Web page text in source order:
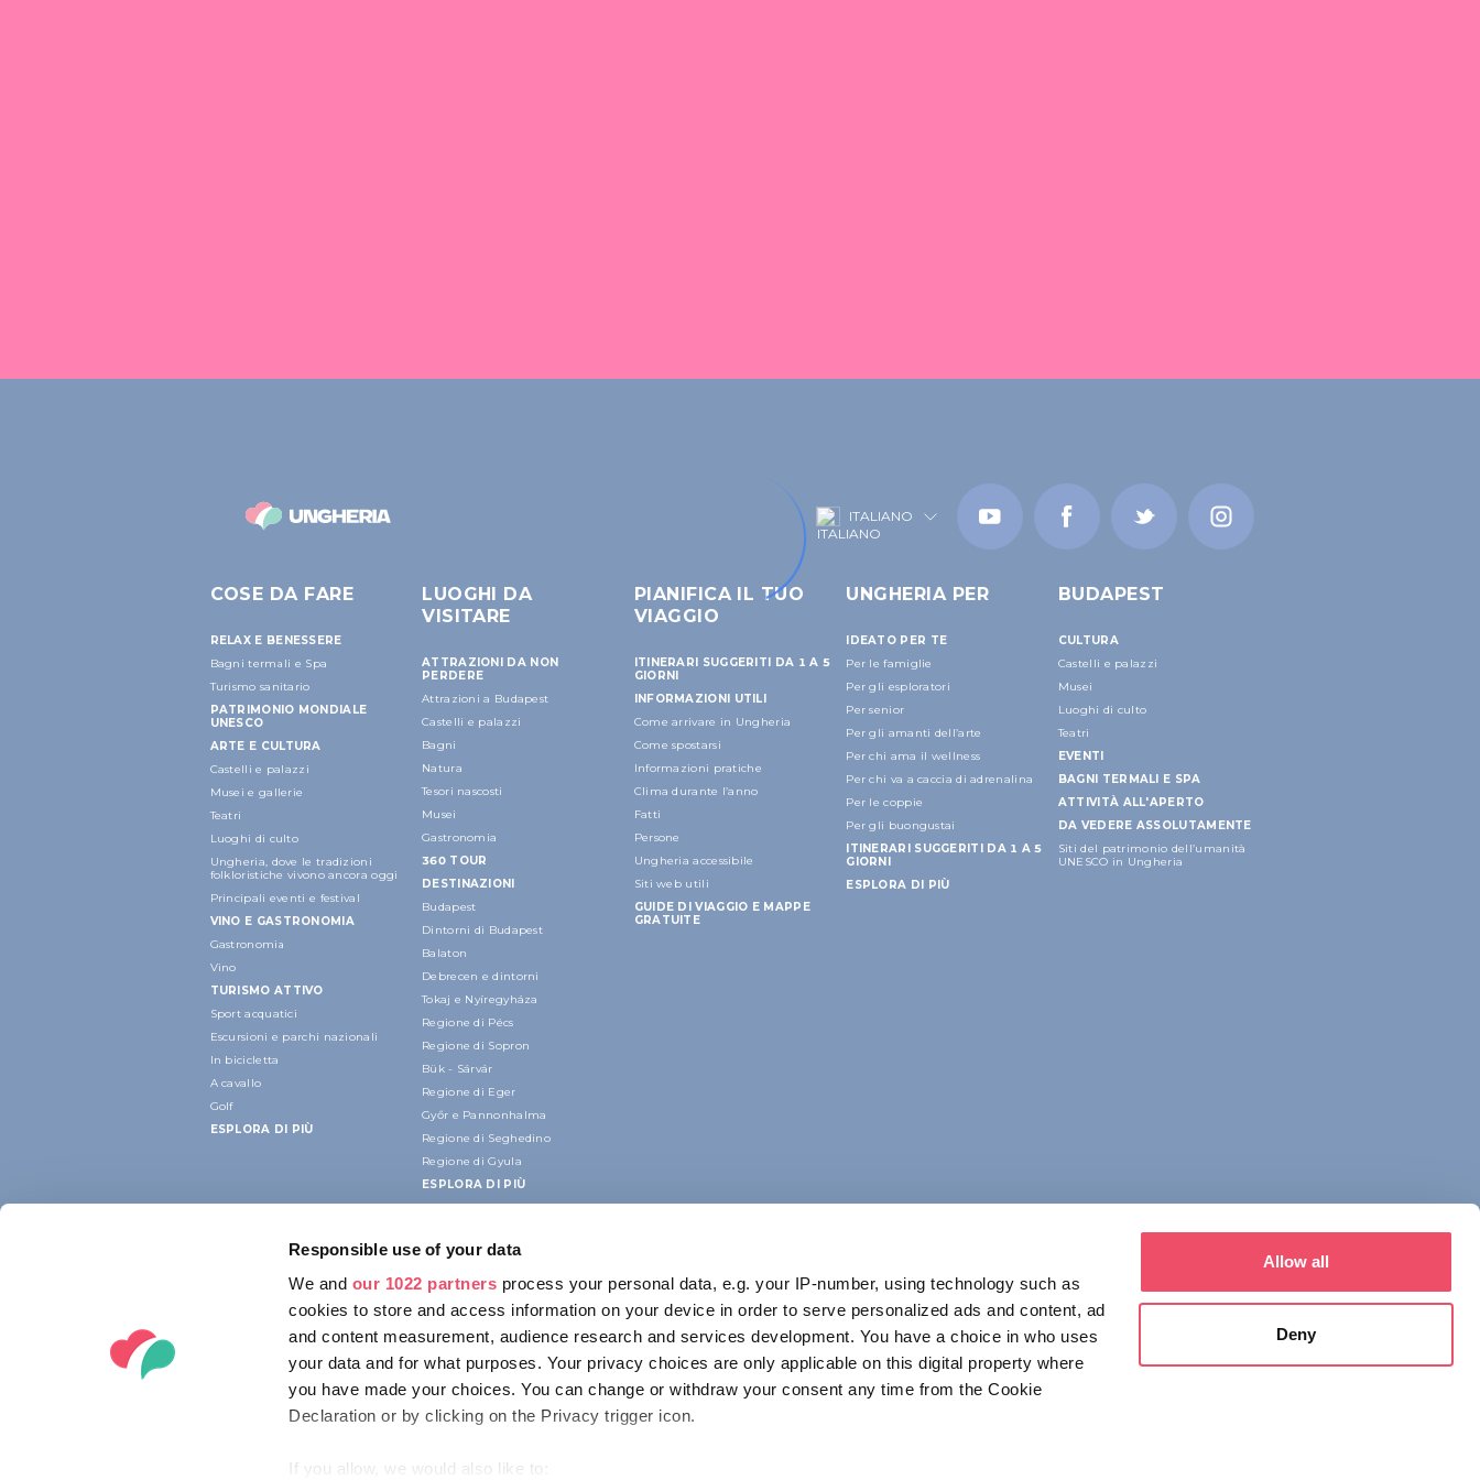
Responsible use of your data
We and our 1022 partners process your personal data, e.g. your IP-number, using technology such as
cookies to store and access information on your device in order to serve personalized ads and content, ad
and content measurement, audience research and services development. You have a choice in who uses
your data and for what purposes. Your privacy choices are only applicable on this digital property where
you have made your choices. You can change or withdraw your consent any time from the Cookie
Declaration or by clicking on the Privacy trigger icon.
If you allow, we would also like to:
Allow all
Deny
ITALIANO
COSE DA FARE
RELAX E BENESSERE
Bagni termali e Spa
Turismo sanitario
PATRIMONIO MONDIALE
UNESCO
ARTE E CULTURA
Castelli e palazzi
Musei e gallerie
Teatri
Luoghi di culto
Ungheria, dove le tradizioni
folkloristiche vivono ancora oggi
Principali eventi e festival
VINO E GASTRONOMIA
Gastronomia
Vino
TURISMO ATTIVO
Sport acquatici
Escursioni e parchi nazionali
In bicicletta
A cavallo
Golf
ESPLORA DI PIÙ
LUOGHI DA
VISITARE
ATTRAZIONI DA NON
PERDERE
Attrazioni a Budapest
Castelli e palazzi
Bagni
Natura
Tesori nascosti
Musei
Gastronomia
360 TOUR
DESTINAZIONI
Budapest
Dintorni di Budapest
Balaton
Debrecen e dintorni
Tokaj e Nyíregyháza
Regione di Pécs
Regione di Sopron
Bük - Sárvár
Regione di Eger
Győr e Pannonhalma
Regione di Seghedino
Regione di Gyula
ESPLORA DI PIÙ
PIANIFICA IL TUO
VIAGGIO
ITINERARI SUGGERITI DA 1 A 5
GIORNI
INFORMAZIONI UTILI
Come arrivare in Ungheria
Come spostarsi
Informazioni pratiche
Clima durante l’anno
Fatti
Persone
Ungheria accessibile
Siti web utili
GUIDE DI VIAGGIO E MAPPE
GRATUITE
UNGHERIA PER
IDEATO PER TE
Per le famiglie
Per gli esploratori
Per senior
Per gli amanti dell’arte
Per chi ama il wellness
Per chi va a caccia di adrenalina
Per le coppie
Per gli buongustai
ITINERARI SUGGERITI DA 1 A 5
GIORNI
ESPLORA DI PIÙ
BUDAPEST
CULTURA
Castelli e palazzi
Musei
Luoghi di culto
Teatri
EVENTI
BAGNI TERMALI E SPA
ATTIVITÀ ALL'APERTO
DA VEDERE ASSOLUTAMENTE
Siti del patrimonio dell’umanità
UNESCO in Ungheria
CONTATTO
Alkotás utca 19